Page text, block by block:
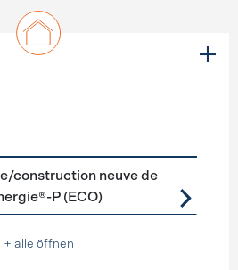
Neubau
construction neuve de
P (ECO)
+ alle öffnen